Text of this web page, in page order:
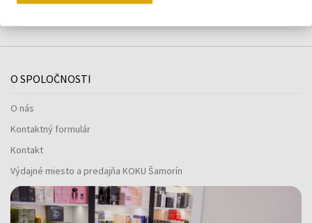
O SPOLOČNOSTI
O nás
Kontaktný formulár
Kontakt
Výdajné miesto a predajňa KOKU Šamorín